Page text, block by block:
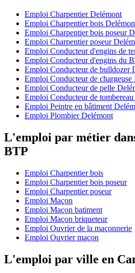
Emploi Charpentier Delémont
Emploi Charpentier bois
Emploi Charpentier bois poseur
Emploi Charpentier poseur
Emploi Conducteur d'engins de
Emploi Conducteur d'engins du
Emploi Conducteur de bulldozer
Emploi Conducteur de chargeuse
Emploi Conducteur de pelle
Emploi Conducteur de
Emploi Peintre en bâtiment
Emploi Plombier Delémont
L'emploi par métier
BTP
Emploi Charpentier bois
Emploi Charpentier bois poseur
Emploi Charpentier poseur
Emploi Maçon
Emploi Maçon batiment
Emploi Maçon briqueteur
Emploi Ouvrier de la maçonnerie
Emploi Ouvrier maçon
L'emploi par ville en